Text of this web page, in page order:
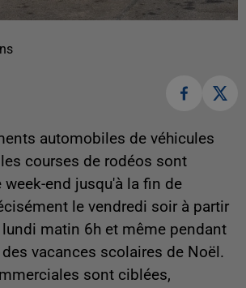
automobiles de véhicules
courses de rodéos sont
end jusqu'à la fin de
le vendredi soir à partir
matin 6h et même pendant
vacances scolaires de Noël.
sont ciblées,